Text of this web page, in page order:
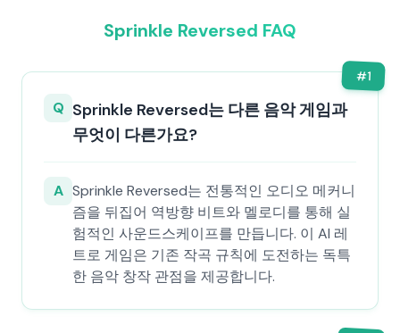
Sprinkle Reversed FAQ
#1
Q Sprinkle Reversed는 다른 음악 게임과
무엇이 다른가요?
A Sprinkle Reversed는 전통적인 오디오 메커니
즘을 뒤집어 역방향 비트와 멜로디를 통해 실
험적인 사운드스케이프를 만듭니다. 이 AI 레
트로 게임은 기존 작곡 규칙에 도전하는 독특
한 음악 창작 관점을 제공합니다.